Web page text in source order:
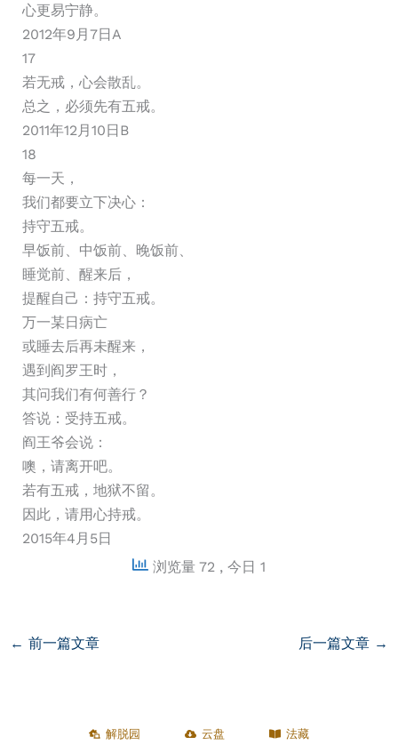
心更易宁静。
2012年9月7日A
17
若无戒，心会散乱。
总之，必须先有五戒。
2011年12月10日B
18
每一天，
我们都要立下决心：
持守五戒。
早饭前、中饭前、晚饭前、
睡觉前、醒来后，
提醒自己：持守五戒。
万一某日病亡
或睡去后再未醒来，
遇到阎罗王时，
其问我们有何善行？
答说：受持五戒。
阎王爷会说：
噢，请离开吧。
若有五戒，地狱不留。
因此，请用心持戒。
2015年4月5日
浏览量 72 , 今日 1
← 前一篇文章 后一篇文章 →
解脱园 云盘 法藏